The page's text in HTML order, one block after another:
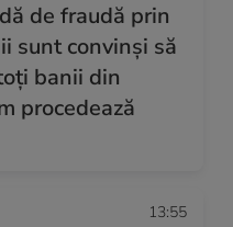
de fraudă prin
sunt convinși să
banii din
procedează
13:55